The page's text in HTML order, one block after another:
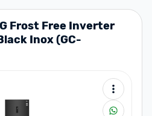
Frost Free Inverter
Inox (GC-